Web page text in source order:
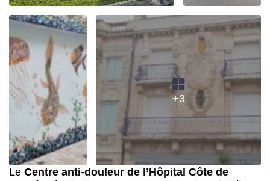
+3
Le Centre anti-douleur de l’Hôpital Côte de